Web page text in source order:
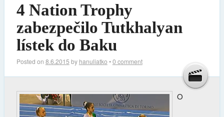
4 Nation Trophy
zabezpečilo Tutkhalyan
lístek do Baku
Posted on 8.6.2015 by hanuliatko •0 comment
O